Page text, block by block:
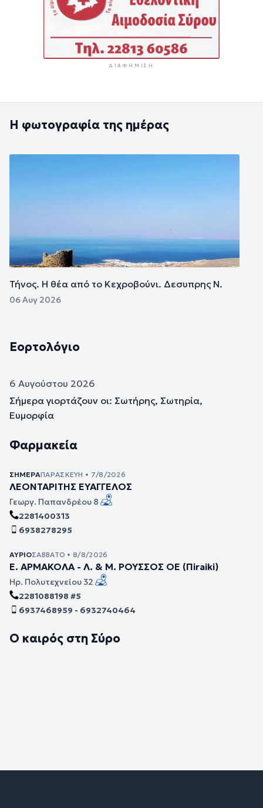
ΔΙΑΦΉΜΙΣΗ
Η φωτογραφία της ημέρας
Τήνος. Η θέα από το Κεχροβούνι. Δεσυπρης Ν.
06 Αυγ 2026
Εορτολόγιο
6 Αυγούστου 2026
Σήμερα γιορτάζουν οι: Σωτήρης, Σωτηρία,
Ευμορφία
Φαρμακεία
ΣΉΜΕΡΑΠΑΡΑΣΚΕΥΉ • 7/8/2026
ΛΕΟΝΤΑΡΙΤΗΣ ΕΥΑΓΓΕΛΟΣ
Γεωργ. Παπανδρέου 8
2281400313
6938278295
ΑΎΡΙΟΣΆΒΒΑΤΟ • 8/8/2026
Ε. ΑΡΜΑΚΟΛΑ - Λ. & Μ. ΡΟΥΣΣΟΣ ΟΕ (Πiraiki)
Ηρ. Πολυτεχνείου 32
2281088198 #5
6937468959 - 6932740464
Ο καιρός στη Σύρο